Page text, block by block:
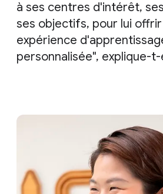
à ses centres d'intérêt,
ses objectifs, pour lui
expérience
personnalisée", explique-t-